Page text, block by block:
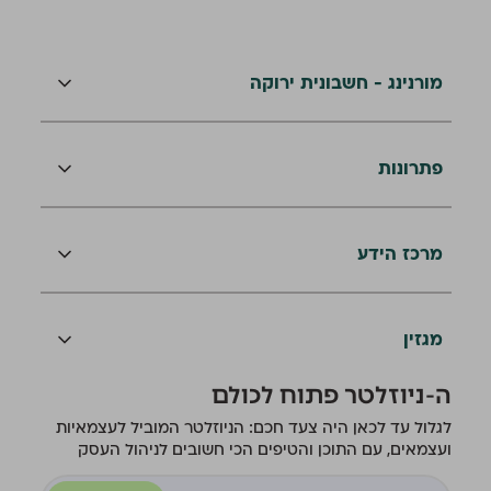
מורנינג - חשבונית ירוקה
פתרונות
מרכז הידע
מגזין
ה-ניוזלטר פתוח לכולם
לגלול עד לכאן היה צעד חכם: הניוזלטר המוביל לעצמאיות
ועצמאים, עם התוכן והטיפים הכי חשובים לניהול העסק